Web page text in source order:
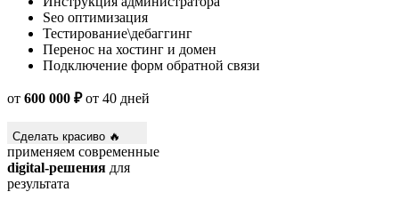
Seo оптимизация
Тестирование\дебаггинг
Перенос на хостинг и домен
Подключение форм обратной связи
от 600 000 ₽от 40 дней
Сделать красиво 🔥
применяем современные
digital-решения для
результата